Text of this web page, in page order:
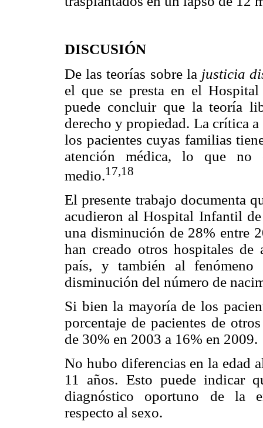
DISCUSIÓN
De las teorías sobre la justicia
el que se presta en el
puede concluir que la teoría
derecho y propiedad. La crítica
los pacientes cuyas familias
atención médica, lo que no
medio.17,18
El presente trabajo documenta
acudieron al Hospital Infantil
una disminución de 28% entre
han creado otros hospitales de
país, y también al
disminución del número de
Si bien la mayoría de los
porcentaje de pacientes de
de 30% en 2003 a 16% en 2009.
No hubo diferencias en la edad
11 años. Esto puede indicar
diagnóstico oportuno de la
respecto al sexo.